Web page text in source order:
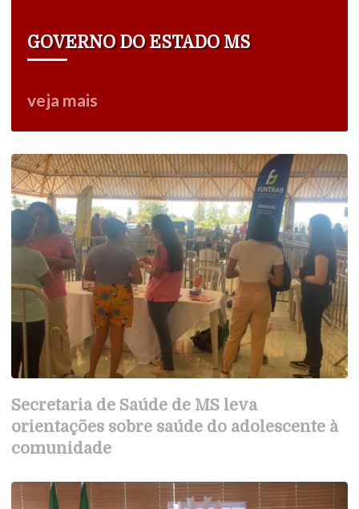
GOVERNO DO ESTADO MS
veja mais
Secretaria de Saúde de MS leva
orientações sobre saúde do adolescente à
comunidade